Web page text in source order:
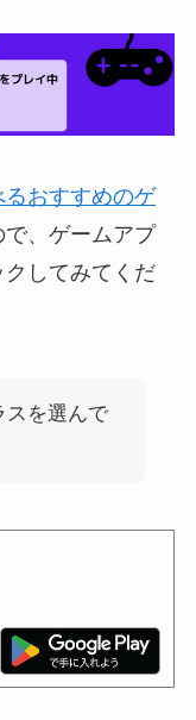
おすすめのゲ
で、ゲームアプ
クしてみてくだ
スを選んで